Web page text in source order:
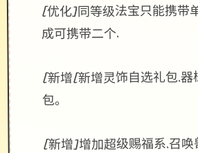
[优化]同等级法宝只能携带
成可携带二个.
[新增[新增灵饰自选礼包.器
包。
[新增]增加超级赐福系.召唤